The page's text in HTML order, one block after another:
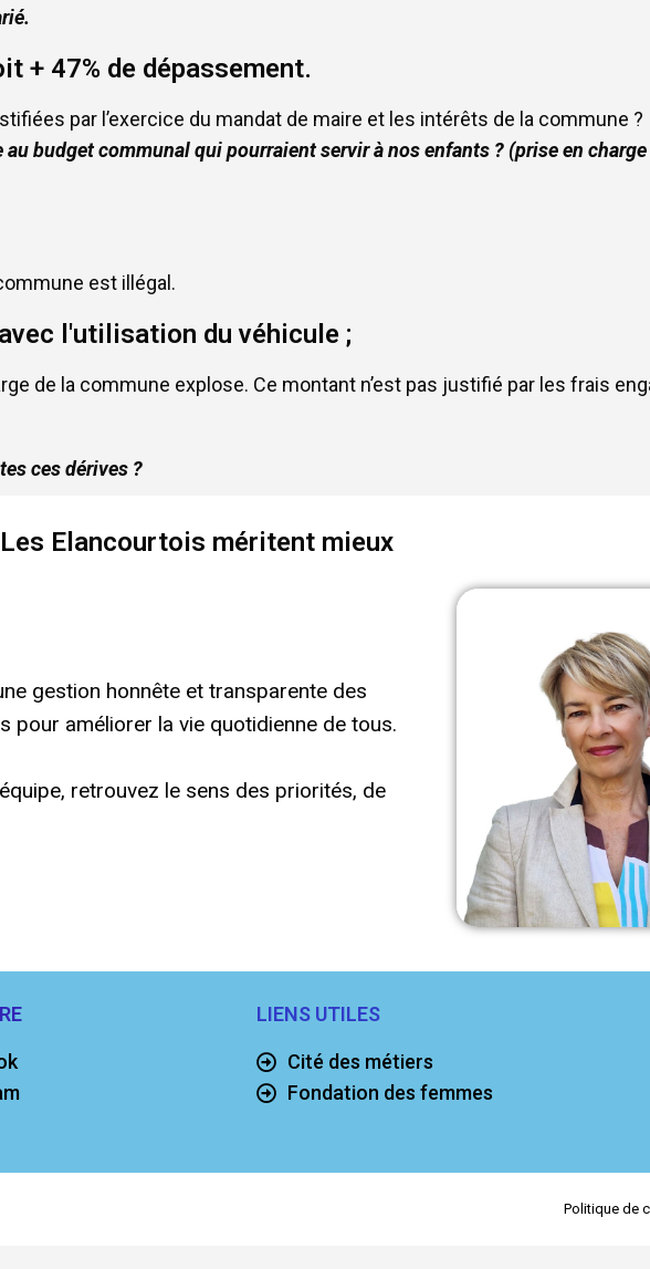
+ 47% de dépassement.
par l’exercice du mandat de maire et les intérêts de la commune ?
budget communal qui pourraient servir à nos enfants ? (prise en
est illégal.
l'utilisation du véhicule ;
de la commune explose. Ce montant n’est pas justifié par les frais
ces dérives ?
Elancourtois méritent mieux
gestion honnête et transparente des
pour améliorer la vie quotidienne de tous.
retrouvez le sens des priorités, de
LIENS UTILES
Cité des métiers
Fondation des femmes
Politique de